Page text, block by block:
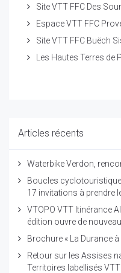
Site VTT FFC Des
Espace VTT FFC
Site VTT FFC Buëch
Les Hautes Terres de
Articles récents
Waterbike Verdon,
Boucles
17 invitations à prendre
VTOPO VTT Itinérance
édition ouvre de
Brochure « La Durance à
Retour sur les Assises
Territoires labellisés